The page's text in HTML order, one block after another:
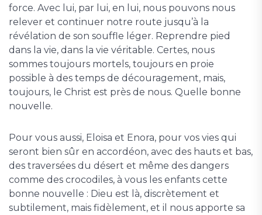
force. Avec lui, par lui, en lui, nous pouvons nous
relever et continuer notre route jusqu’à la
révélation de son souffle léger. Reprendre pied
dans la vie, dans la vie véritable. Certes, nous
sommes toujours mortels, toujours en proie
possible à des temps de découragement, mais,
toujours, le Christ est près de nous. Quelle bonne
nouvelle.
Pour vous aussi, Eloisa et Enora, pour vos vies qui
seront bien sûr en accordéon, avec des hauts et bas,
des traversées du désert et même des dangers
comme des crocodiles, à vous les enfants cette
bonne nouvelle : Dieu est là, discrètement et
subtilement, mais fidèlement, et il nous apporte sa